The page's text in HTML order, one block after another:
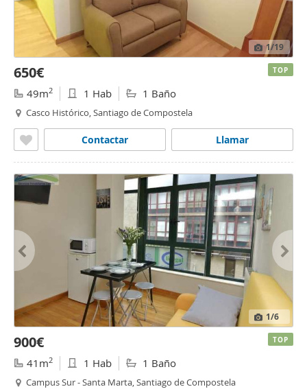
1/19
650€
49m2 1 Hab 1 Baño
Casco Histórico, Santiago de Compostela
Llamar
Contactar
TOP
1/6
900€
41m2 1 Hab 1 Baño
Campus Sur - Santa Marta, Santiago de Compostela
TOP